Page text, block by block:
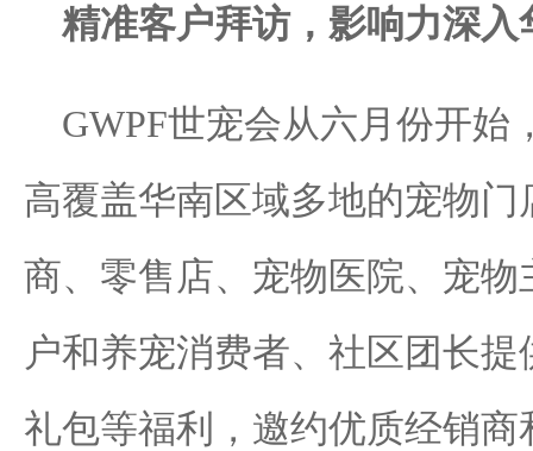
精准客户拜访，影响力深入
GWPF世宠会从六月份开
高覆盖华南区域多地的宠物
商、零售店、宠物医院、宠
户和养宠消费者、社区团长
礼包等福利，邀约优质经销